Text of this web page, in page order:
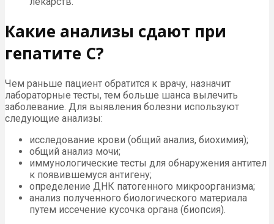
Какие анализы сдают при
гепатите C?
Чем раньше пациент обратится к врачу, назначит
лабораторные тесты, тем больше шанса вылечить
заболевание. Для выявления болезни используют
следующие анализы:
исследование крови (общий анализ, биохимия);
общий анализ мочи;
иммунологические тесты для обнаружения антител
к появившемуся антигену;
определение ДНК патогенного микроорганизма;
анализ полученного биологического материала
путем иссечение кусочка органа (биопсия).